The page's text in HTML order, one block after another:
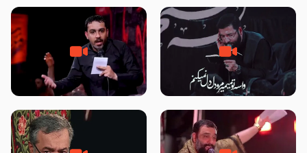
مصداق کربلا – حاج حسین سیب
سرخی
شور ، حسینا! به‌ حق زهرا «أُنْظُرْ
إِلَینا» – عزاداری شب هفتم ماه